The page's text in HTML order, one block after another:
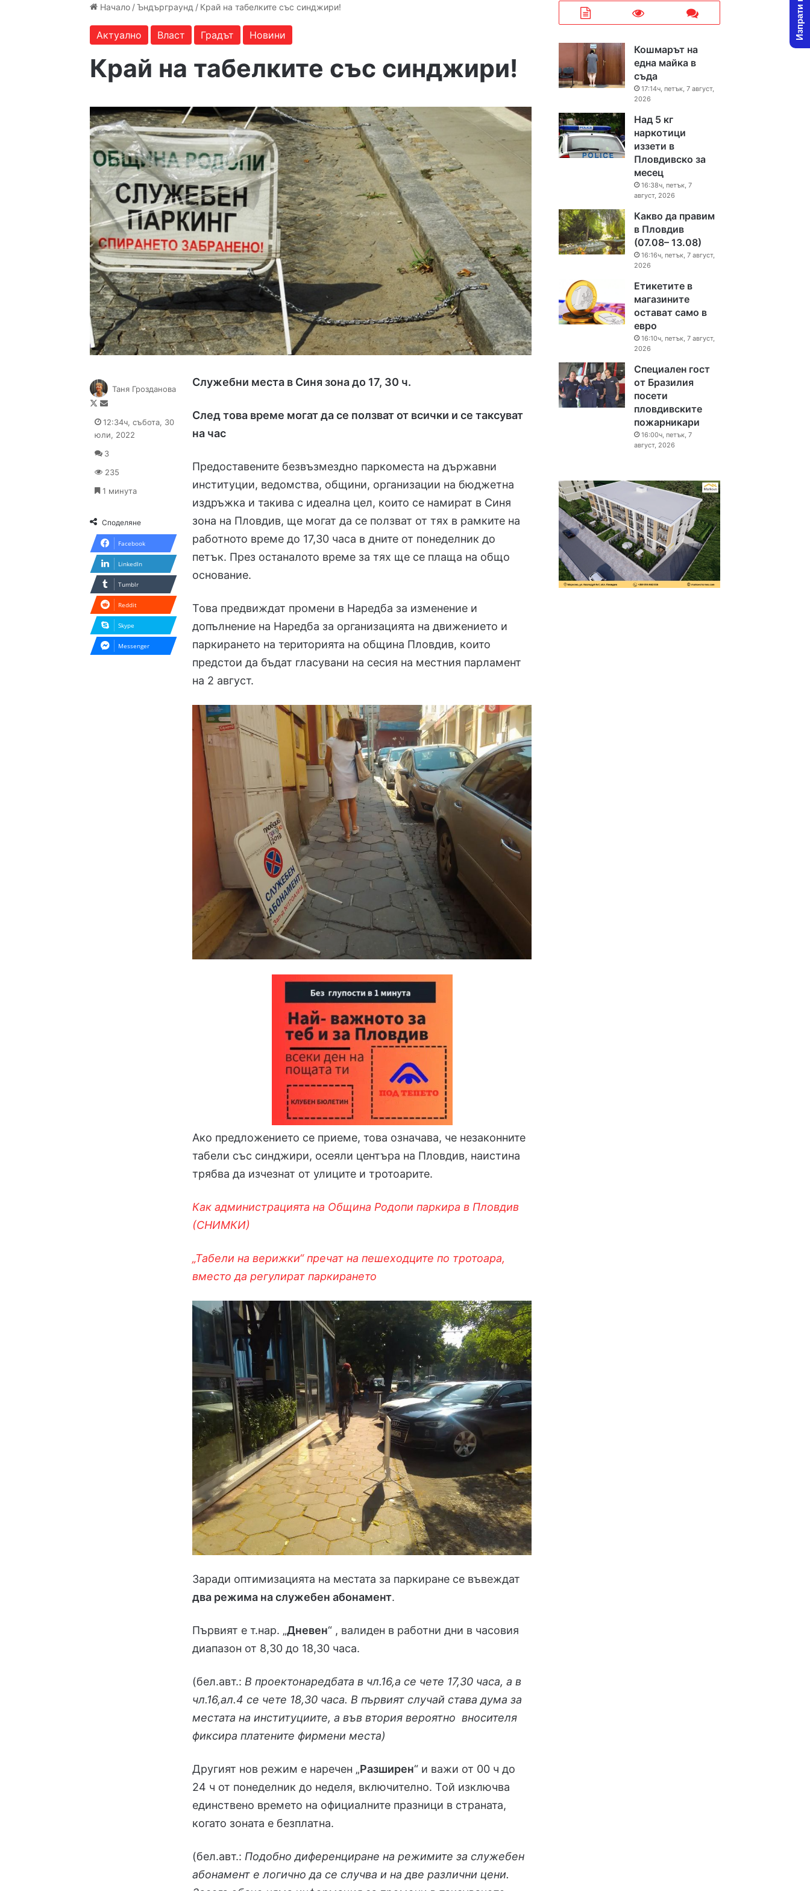
Начало / Ъндърграунд / Край на табелките със синджири!
Актуално Власт Градът Новини
Край на табелките със синджири!
Служебни места в Синя зонадо 17, 30 ч.
След това време могат да се ползват от всички и сетаксуват
на час
Предоставените безвъзмездно паркоместа на държавни
институции, ведомства, общини, организации на бюджетна
издръжка и такива с идеална цел, които се намират в Синя
зона на Пловдив, ще могат да се ползват от тях в рамките на
работното време до 17,30 часа в дните от понеделник до
петък. През останалото време за тях ще се плаща на общо
основание.
Това предвиждат промени в Наредба за изменение и
допълнение на Наредба за организацията на движението и
паркирането на територията на община Пловдив, които
предстои да бъдат гласувани на сесия на местния парламент
на 2 август.
Ако предложението се приеме, това означава, че незаконните
табели със синджири, осеяли центъра на Пловдив, наистина
трябва да изчезнат от улиците и тротоарите.
Как администрацията на Община Родопи паркира в Пловдив
(СНИМКИ)
„Табели на верижки“ пречат на пешеходците по тротоара,
вместо да регулират паркирането
Заради оптимизацията на местата за паркиране се въвеждат
два режима на служебен абонамент.
Първият е т.нар. „Дневен“ , валиден в работни дни в часовия
диапазон от 8,30 до 18,30 часа.
(бел.авт.: В проектонаредбата в чл.16,а се чете 17,30 часа, а в
чл.16,ал.4 се чете 18,30 часа. В първият случай става дума за
местата на институциите, а във втория вероятно вносителя
фиксира платените фирмени места)
Другият нов режим е наречен „Разширен“ и важи от 00 ч до
24 ч от понеделник до неделя, включително. Той изключва
единствено времето на официалните празници в страната,
когато зоната е безплатна.
(бел.авт.: Подобно диференциране на режимите за служебен
абонамент е логично да се случва и на две различни цени.
Таня Грозданова
Follow
Send
email
12:34ч, събота, 30
юли, 2022
3
235
1 минута
Споделяне
Facebook
LinkedIn
Tumblr
Reddit
Skype
Messenger
Кошмарът на
една майка в
съда
17:14ч, петък, 7 август,
2026
Над 5 кг
наркотици
иззети в
Пловдивско за
месец
16:38ч, петък, 7
август, 2026
Какво да правим
в Пловдив
(07.08– 13.08)
16:16ч, петък, 7 август,
2026
Етикетите в
магазините
остават само в
евро
16:10ч, петък, 7 август,
2026
Специален гост
от Бразилия
посети
пловдивските
пожарникари
16:00ч, петък, 7
август, 2026